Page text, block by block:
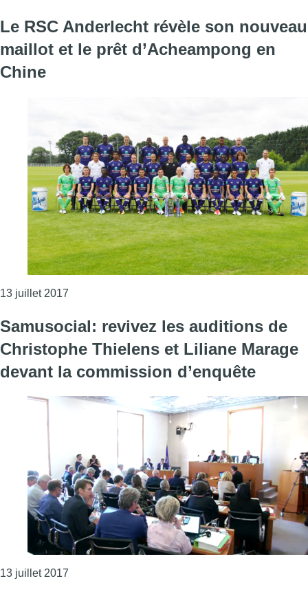
Le RSC Anderlecht révèle son nouveau
maillot et le prêt d’Acheampong en
Chine
13 juillet 2017
Samusocial: revivez les auditions de
Christophe Thielens et Liliane Marage
devant la commission d’enquête
13 juillet 2017